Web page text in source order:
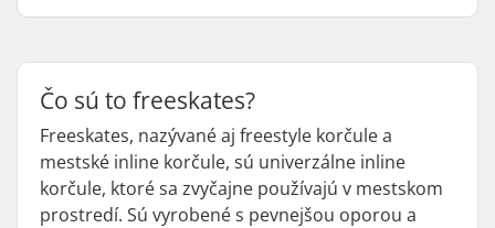
Čo sú to freeskates?
Freeskates, nazývané aj freestyle korčule a
mestské inline korčule, sú univerzálne inline
korčule, ktoré sa zvyčajne používajú v mestskom
prostredí. Sú vyrobené s pevnejšou oporou a